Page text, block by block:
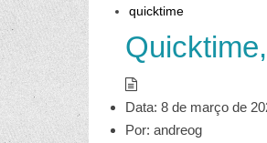
quicktime
Data: 8 de março de
Por: andreog